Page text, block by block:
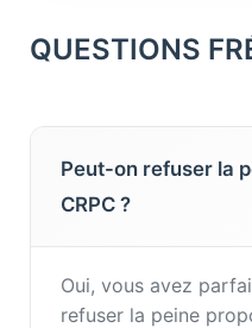
QUESTIONS
Peut-on refuser la
CRPC ?
Oui, vous avez
refuser la peine